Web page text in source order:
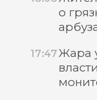
о
17:47Жара